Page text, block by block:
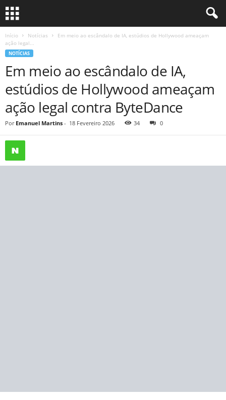
Início Notícias
Em meio ao escândalo de IA, estúdios de Hollywood ameaçam
ação legal...
NOTÍCIAS
Em meio ao escândalo de IA,
estúdios de Hollywood ameaçam
ação legal contra ByteDance
Por Emanuel Martins - 18 Fevereiro 2026 34 0